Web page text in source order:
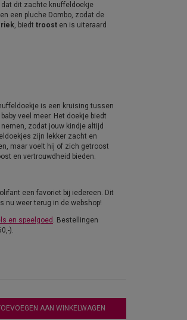
dat dit zachte knuffeldoekje
een pluche Dombo, zodat de
, biedt troost en is uiteraard
is een kruising tussen
veel meer. Het doekje biedt
zodat jouw kindje altijd
zijn lekker zacht en
maar voelt hij of zich getroost
en vertrouwdheid bieden.
een favoriet bij iedereen. Dit
nu weer terug in de webshop!
en speelgoed . Bestellingen
).
AAN WINKELWAGEN